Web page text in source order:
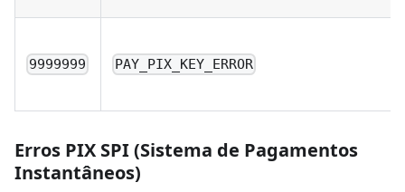
9999999 PAY_PIX_KEY_ERROR
Erros PIX SPI (Sistema de Pagamentos
Instantâneos)